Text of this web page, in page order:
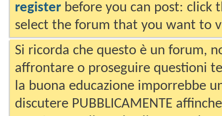
register before you can post: click
select the forum that you want to
Si ricorda che questo è un forum,
affrontare o proseguire questioni
la buona educazione imporrebbe
discutere PUBBLICAMENTE